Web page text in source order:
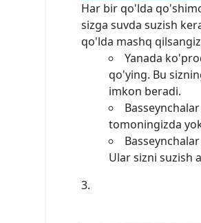
Har bir qo'lda
sizga suvda suzish
qo'lda mashq
Yanada
qo'ying. Bu
imkon beradi.
tomoningizda
Ular sizni suzish